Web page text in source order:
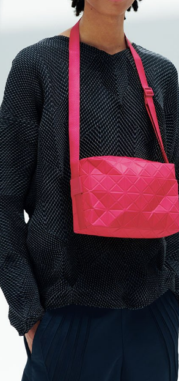
Pen Membership Magazine
Pen Meet Pen international